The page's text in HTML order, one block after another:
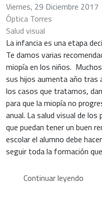
Viernes, 29 Diciembre 2017
Óptica Torres
Salud visual
La infancia es una etapa
Te damos varias
miopía en los niños.
sus hijos aumenta año tras
los casos que tratamos,
para que la miopía no
anual. La salud visual de
que puedan tener un buen
escolar el alumno debe
seguir toda la formación
Continuar leyendo